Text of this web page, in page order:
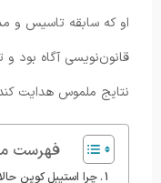
او که سابقه تاسیس و
قانون‌نویسی آگاه بود
نتایج ملموس هدایت
فهرست
چرا استیبل کوین